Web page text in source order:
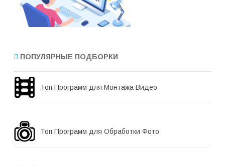
ПОПУЛЯРНЫЕ ПОДБОРКИ
Топ Программ для Монтажа Видео
Топ Программ для Обработки Фото